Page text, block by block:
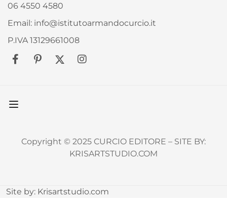
06 4550 4580
Email: info@istitutoarmandocurcio.it
P.IVA 13129661008
Copyright © 2025 CURCIO EDITORE – SITE BY:
KRISARTSTUDIO.COM
Site by: Krisartstudio.com